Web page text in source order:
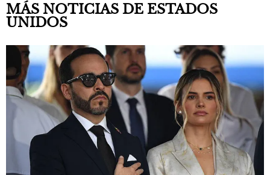
MÁS NOTICIAS DE ESTADOS
UNIDOS